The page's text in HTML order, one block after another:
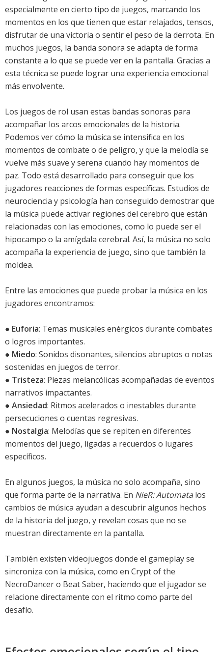
especialmente en cierto tipo de juegos, marcando los
momentos en los que tienen que estar relajados, tensos,
disfrutar de una victoria o sentir el peso de la derrota. En
muchos juegos, la banda sonora se adapta de forma
constante a lo que se puede ver en la pantalla. Gracias a
esta técnica se puede lograr una experiencia emocional
más envolvente.
Los juegos de rol usan estas bandas sonoras para
acompañar los arcos emocionales de la historia.
Podemos ver cómo la música se intensifica en los
momentos de combate o de peligro, y que la melodía se
vuelve más suave y serena cuando hay momentos de
paz. Todo está desarrollado para conseguir que los
jugadores reacciones de formas específicas. Estudios de
neurociencia y psicología han conseguido demostrar que
la música puede activar regiones del cerebro que están
relacionadas con las emociones, como lo puede ser el
hipocampo o la amígdala cerebral. Así, la música no solo
acompaña la experiencia de juego, sino que también la
moldea.
Entre las emociones que puede probar la música en los
jugadores encontramos:
● Euforia: Temas musicales enérgicos durante combates
o logros importantes.
● Miedo: Sonidos disonantes, silencios abruptos o notas
sostenidas en juegos de terror.
● Tristeza: Piezas melancólicas acompañadas de eventos
narrativos impactantes.
● Ansiedad: Ritmos acelerados o inestables durante
persecuciones o cuentas regresivas.
● Nostalgia: Melodías que se repiten en diferentes
momentos del juego, ligadas a recuerdos o lugares
específicos.
En algunos juegos, la música no solo acompaña, sino
que forma parte de la narrativa. En NieR: Automatalos
cambios de música ayudan a descubrir algunos hechos
de la historia del juego, y revelan cosas que no se
muestran directamente en la pantalla.
También existen videojuegos donde el gameplay se
sincroniza con la música, como en Crypt of the
NecroDancer o Beat Saber, haciendo que el jugador se
relacione directamente con el ritmo como parte del
desafío.